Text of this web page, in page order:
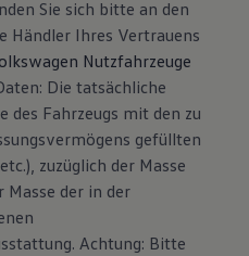
Sie sich bitte an den
Händler Ihres Vertrauens
Nutzfahrzeuge
Die tatsächliche
des Fahrzeugs mit den zu
gefüllten
zuzüglich der Masse
Masse der in der
Achtung: Bitte